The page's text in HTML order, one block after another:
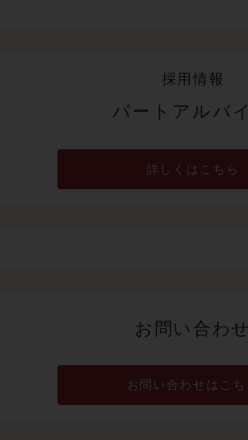
採用情報
パートアルバ
詳しくはこちら
お問い合わ
お問い合わせはこ